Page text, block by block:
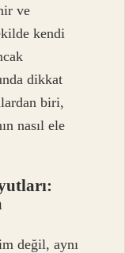
ve
kendi
dikkat
biri,
nasıl ele
değil, aynı